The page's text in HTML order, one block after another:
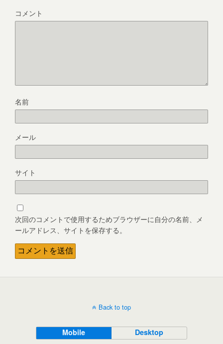
コメント
名前
メール
サイト
次回のコメントで使用するためブラウザーに自分の名前、メ
ールアドレス、サイトを保存する。
Back to top
Mobile Desktop